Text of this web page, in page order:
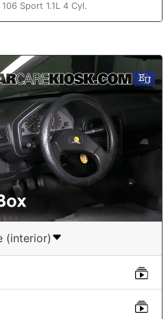
Sport 1.1L 4 Cyl.
(interior)